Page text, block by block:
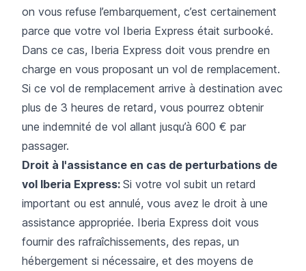
on vous refuse l’embarquement, c’est certainement
parce que votre vol Iberia Express était surbooké.
Dans ce cas, Iberia Express doit vous prendre en
charge en vous proposant un vol de remplacement.
Si ce vol de remplacement arrive à destination avec
plus de 3 heures de retard, vous pourrez obtenir
une indemnité de vol allant jusqu’à 600 € par
passager.
Droit à l'assistance en cas de perturbations de
vol Iberia Express: Si votre vol subit un retard
important ou est annulé, vous avez le droit à une
assistance appropriée. Iberia Express doit vous
fournir des rafraîchissements, des repas, un
hébergement si nécessaire, et des moyens de